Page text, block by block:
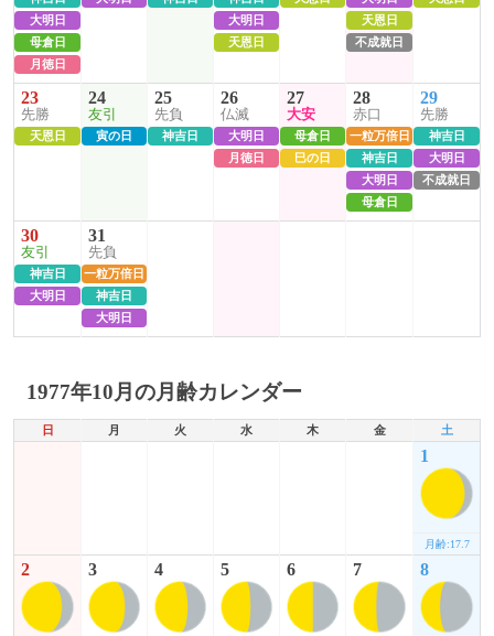
大明日
母倉日
月徳日
大明日
天恩日
天恩日
不成就日
23
先勝
天恩日
24
友引
寅の日
25
先負
神吉日
26
仏滅
大明日
月徳日
27
大安
母倉日
巳の日
28
赤口
一粒万倍日
神吉日
大明日
母倉日
29
先勝
神吉日
大明日
不成就日
30
友引
神吉日
大明日
31
先負
一粒万倍日
神吉日
大明日
1977年10月の月齢カレンダー
日 月 火 水 木 金 土
1
月齢:17.7
2 3 4 5 6 7 8